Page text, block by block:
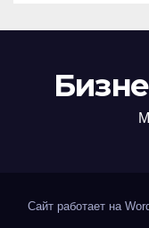
Сайт работает на